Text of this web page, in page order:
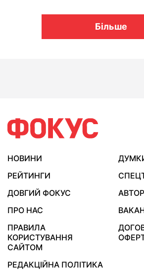
Більше
НОВИНИ
РЕЙТИНГИ
ДОВГИЙ ФОКУС
ПРО НАС
ПРАВИЛА
КОРИСТУВАННЯ
САЙТОМ
РЕДАКЦІЙНА ПОЛІТИКА